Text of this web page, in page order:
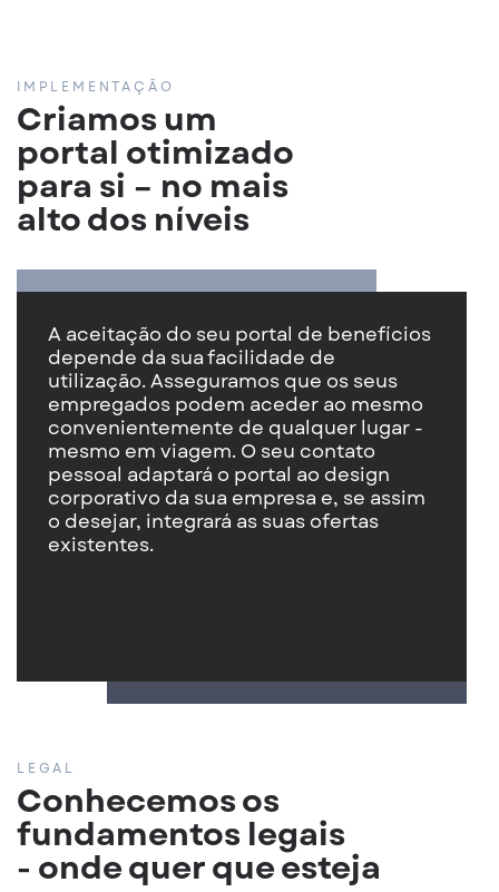
LEGAL
Conhecemos os
fundamentos legais
- onde quer que esteja
IMPLEMENTAÇÃO
Criamos um
portal otimizado
para si – no mais
alto dos níveis
A aceitação do seu portal de benefícios
depende da sua facilidade de
utilização. Asseguramos que os seus
empregados podem aceder ao mesmo
convenientemente de qualquer lugar -
mesmo em viagem. O seu contato
pessoal adaptará o portal ao design
corporativo da sua empresa e, se assim
o desejar, integrará as suas ofertas
existentes.